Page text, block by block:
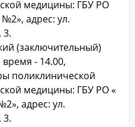
медицины: ГБУ РО
адрес: ул.
3.
(заключительный)
время - 14.00,
поликлинической
медицины: ГБУ РО «
адрес: ул.
3.